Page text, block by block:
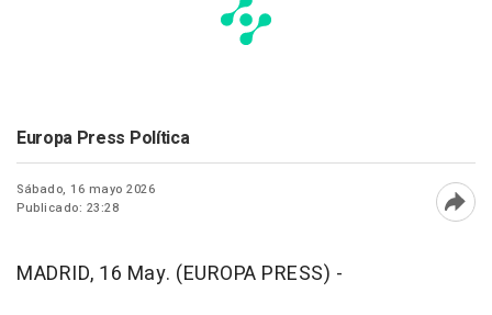
Europa Press Política
Sábado, 16 mayo 2026
Publicado: 23:28
MADRID, 16 May. (EUROPA PRESS) -